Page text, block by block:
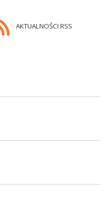
AKTUALNOŚCI RSS